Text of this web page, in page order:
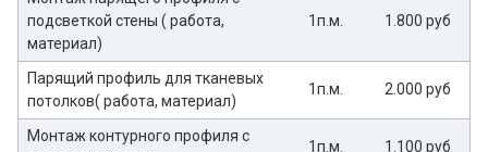
подсветкой стены ( работа,
материал)
1п.м. 1.800 руб
Парящий профиль для тканевых
потолков( работа, материал)
1п.м. 2.000 руб
Монтаж контурного профиля с
1п.м. 1.100 руб